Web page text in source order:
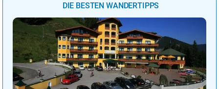
DIE BESTEN WANDERTIPPS